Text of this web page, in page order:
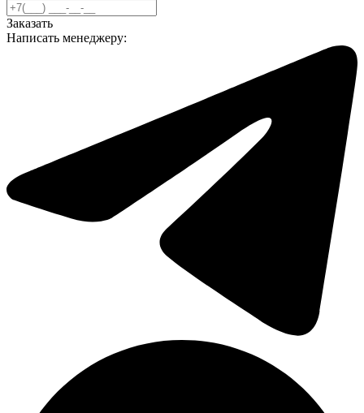
Заказать
Написать менеджеру: